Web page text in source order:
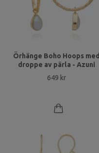
Örhänge Boho Hoops med
droppe av pärla - Azuni
649 kr